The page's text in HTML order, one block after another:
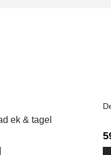
ek & tagel